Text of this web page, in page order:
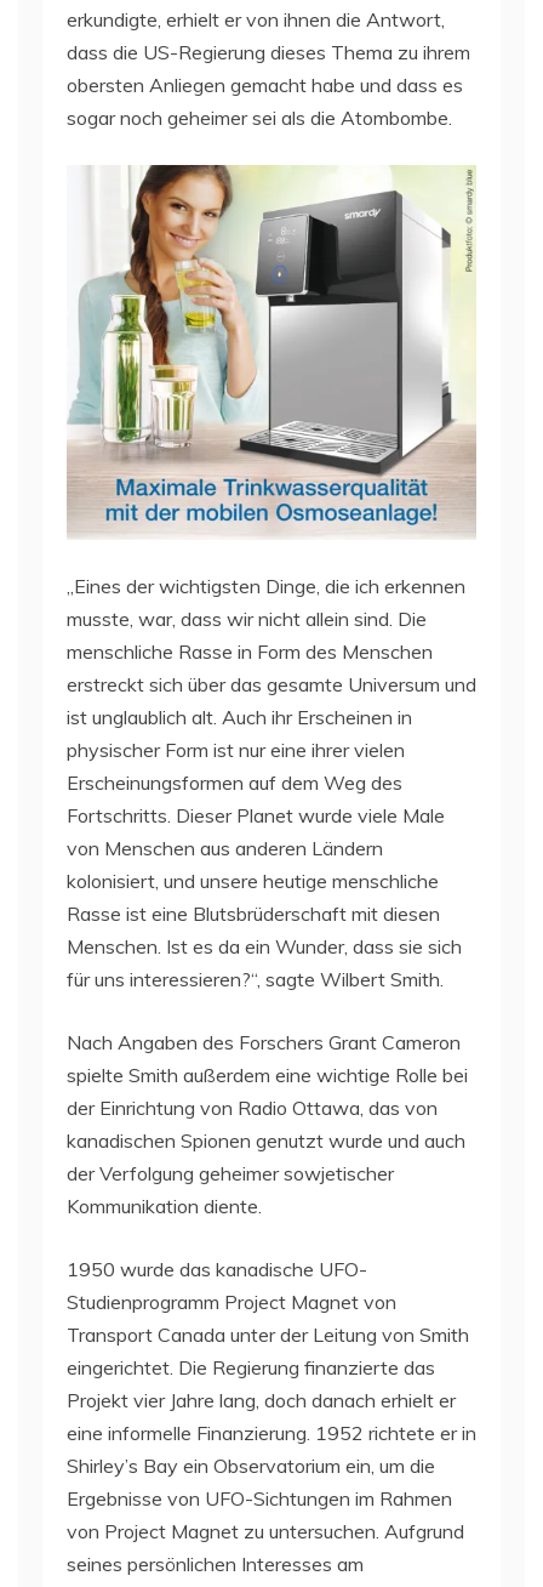
erkundigte, erhielt er von ihnen die Antwort,
dass die US-Regierung dieses Thema zu ihrem
obersten Anliegen gemacht habe und dass es
sogar noch geheimer sei als die Atombombe.
„Eines der wichtigsten Dinge, die ich erkennen
musste, war, dass wir nicht allein sind. Die
menschliche Rasse in Form des Menschen
erstreckt sich über das gesamte Universum und
ist unglaublich alt. Auch ihr Erscheinen in
physischer Form ist nur eine ihrer vielen
Erscheinungsformen auf dem Weg des
Fortschritts. Dieser Planet wurde viele Male
von Menschen aus anderen Ländern
kolonisiert, und unsere heutige menschliche
Rasse ist eine Blutsbrüderschaft mit diesen
Menschen. Ist es da ein Wunder, dass sie sich
für uns interessieren?“, sagte Wilbert Smith.
Nach Angaben des Forschers Grant Cameron
spielte Smith außerdem eine wichtige Rolle bei
der Einrichtung von Radio Ottawa, das von
kanadischen Spionen genutzt wurde und auch
der Verfolgung geheimer sowjetischer
Kommunikation diente.
1950 wurde das kanadische UFO-
Studienprogramm Project Magnet von
Transport Canada unter der Leitung von Smith
eingerichtet. Die Regierung finanzierte das
Projekt vier Jahre lang, doch danach erhielt er
eine informelle Finanzierung. 1952 richtete er in
Shirley’s Bay ein Observatorium ein, um die
Ergebnisse von UFO-Sichtungen im Rahmen
von Project Magnet zu untersuchen. Aufgrund
seines persönlichen Interesses am